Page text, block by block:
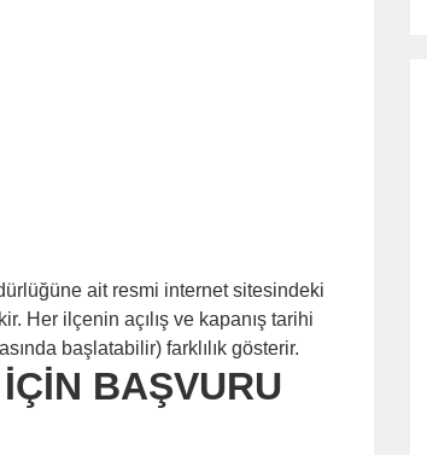
ait resmi internet sitesindeki
Her ilçenin açılış ve kapanış tarihi
başlatabilir) farklılık gösterir.
BAŞVURU